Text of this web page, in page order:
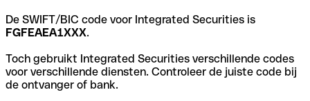
De SWIFT/BIC code voor Integrated Securities is
FGFEAEA1XXX.
Toch gebruikt Integrated Securities verschillende codes
voor verschillende diensten. Controleer de juiste code bij
de ontvanger of bank.